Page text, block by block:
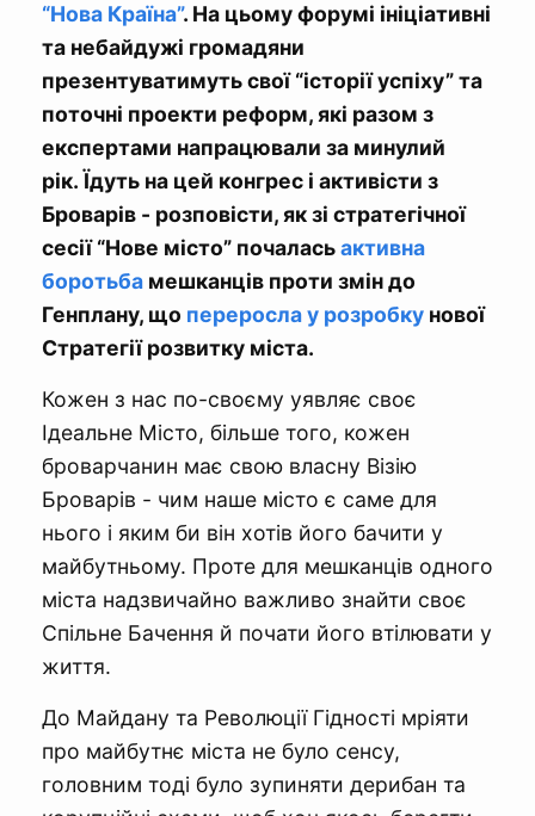
“Нова Країна”. На цьому форумі ініціативні
та небайдужі громадяни
презентуватимуть свої “історії успіху” та
поточні проекти реформ, які разом з
експертами напрацювали за минулий
рік. Їдуть на цей конгрес і активісти з
Броварів - розповісти, як зі стратегічної
сесії “Нове місто” почаласьактивна
боротьба мешканців проти змін до
Генплану, що переросла у розробку нової
Стратегії розвитку міста.
Кожен з нас по-своєму уявляє своє
Ідеальне Місто, більше того, кожен
броварчанин має свою власну Візію
Броварів - чим наше місто є саме для
нього і яким би він хотів його бачити у
майбутньому. Проте для мешканців одного
міста надзвичайно важливо знайти своє
Спільне Бачення й почати його втілювати у
життя.
До Майдану та Революції Гідності мріяти
про майбутнє міста не було сенсу,
головним тоді було зупиняти дерибан та